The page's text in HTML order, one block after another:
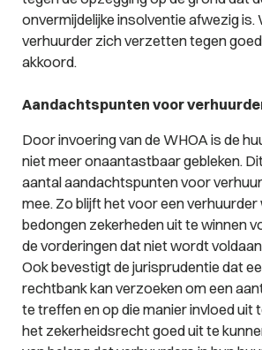
onvermijdelijke insolventie afwezig is.
verhuurder zich verzetten tegen
akkoord.
Aandachtspunten voor
Door invoering van de WHOA is de
niet meer onaantastbaar gebleken.
aantal aandachtspunten voor
mee. Zo blijft het voor een verhuurder
bedongen zekerheden uit te winnen
de vorderingen dat niet wordt
Ook bevestigt de jurisprudentie dat
rechtbank kan verzoeken om een
te treffen en op die manier invloed uit
het zekerheidsrecht goed uit te